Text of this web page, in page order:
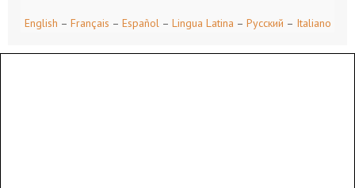
English – Français – Español– Lingua Latina – Русский – Italiano